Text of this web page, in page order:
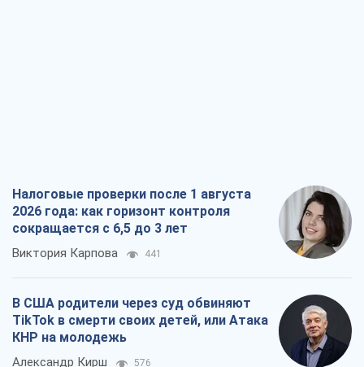
Налоговые проверки после 1 августа
2026 года: как горизонт контроля
сокращается с 6,5 до 3 лет
Виктория Карпова 441
В США родители через суд обвиняют
TikTok в смерти своих детей, или Атака
КНР на молодежь
Александр Кирш 576